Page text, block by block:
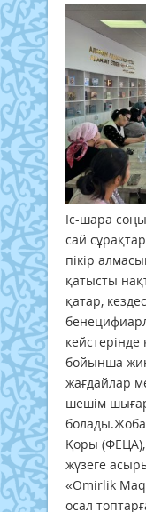
Іс-шара
сай
пікір
қатысты
қатар,
кейстерінде
бойынша
жағдайлар
шешім
Қоры
жүзеге
«Omirlik
осал